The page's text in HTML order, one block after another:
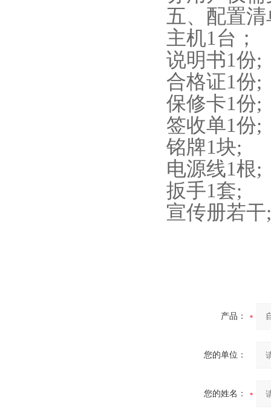
五、配置清
主机1台；
说明书1份;
合格证1份;
保修卡1份;
签收单1份;
铭牌1块;
电源线1根;
扳手1套;
宣传册若干;
产品：
您的单位：
您的姓名：